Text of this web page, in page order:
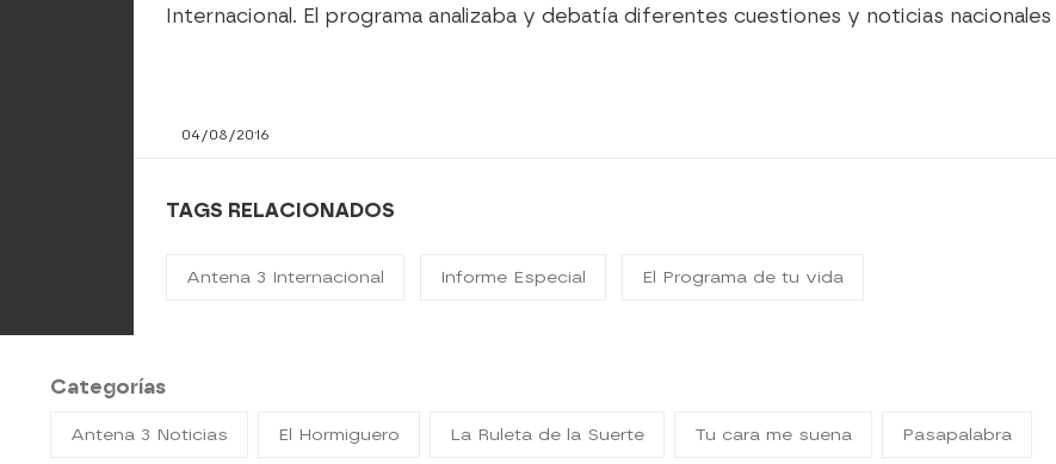
Internacional. El programa analizaba y debatía diferentes cuestiones y noticias nacionales
04/08/2016
TAGS RELACIONADOS
Antena 3 Internacional Informe Especial El Programa de tu vida
Categorías
Antena 3 Noticias El Hormiguero La Ruleta de la Suerte Tu cara me suena Pasapalabra